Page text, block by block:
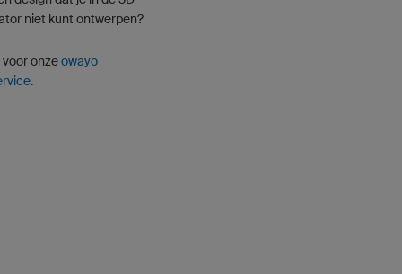
niet kunt ontwerpen?
voor onzeowayo